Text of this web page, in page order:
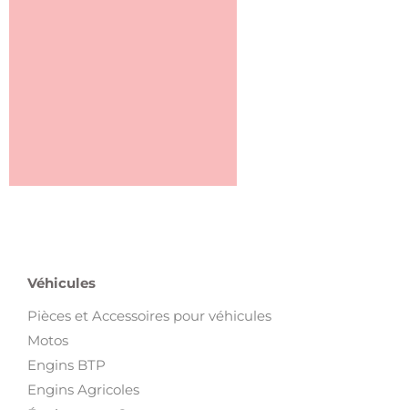
Véhicules
Pièces et Accessoires pour véhicules
Motos
Engins BTP
Engins Agricoles